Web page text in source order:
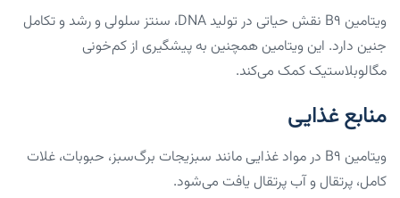
ویتامین B9 نقش حیاتی در تولید DNA، سنتز سلولی و رشد و تکامل
جنین دارد. این ویتامین همچنین به پیشگیری از کم‌خونی
مگالوبلاستیک کمک می‌کند.
منابع غذایی
ویتامین B9 در مواد غذایی مانند سبزیجات برگ‌سبز، حبوبات، غلات
کامل، پرتقال و آب پرتقال یافت می‌شود.